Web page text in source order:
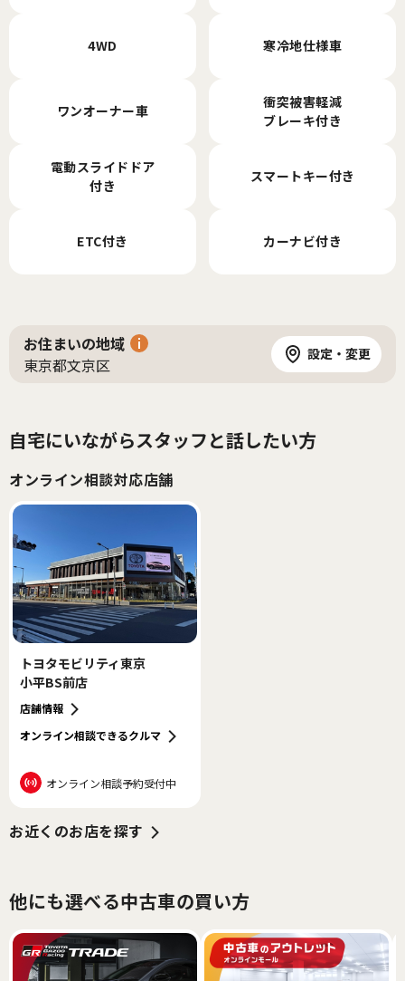
4WD 寒冷地仕様車
ワンオーナー車
衝突被害軽減
ブレーキ付き
電動スライドドア
付き
スマートキー付き
ETC付き カーナビ付き
お住まいの地域
東京都文京区
設定・変更
自宅にいながらスタッフと話したい方
オンライン相談対応店舗
トヨタモビリティ東京
小平BS前店
店舗情報
オンライン相談できるクルマ
オンライン相談予約受付中
お近くのお店を探す
他にも選べる中古車の買い方